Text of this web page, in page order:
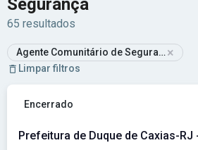
Segurança
65 resultados
Agente Comunitário de Segurança
×
Limpar filtros
Ver concurso: Prefeitura de Duque
Encerrado
Prefeitura de Duque de Caxias-